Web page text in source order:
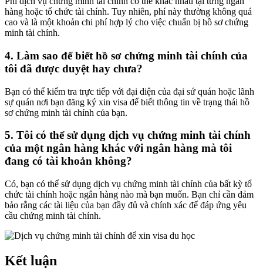
hàng hoặc tổ chức tài chính. Tuy nhiên, phí này thường không quá
cao và là một khoản chi phí hợp lý cho việc chuẩn bị hồ sơ chứng
minh tài chính.
4. Làm sao để biết hồ sơ chứng minh tài chính của
tôi đã được duyệt hay chưa?
Bạn có thể kiểm tra trực tiếp với đại diện của đại sứ quán hoặc lãnh
sự quán nơi bạn đăng ký xin visa để biết thông tin về trạng thái hồ
sơ chứng minh tài chính của bạn.
5. Tôi có thể sử dụng dịch vụ chứng minh tài chính
của một ngân hàng khác với ngân hàng mà tôi
đang có tài khoản không?
Có, bạn có thể sử dụng dịch vụ chứng minh tài chính của bất kỳ tổ
chức tài chính hoặc ngân hàng nào mà bạn muốn. Bạn chỉ cần đảm
bảo rằng các tài liệu của bạn đầy đủ và chính xác để đáp ứng yêu
cầu chứng minh tài chính.
Kết luận